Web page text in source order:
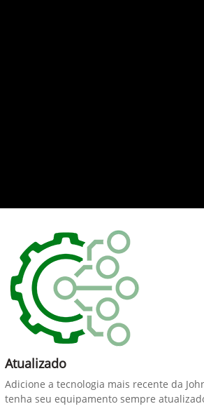
Atualizado
Adicione a tecnologia mais recente da
tenha seu equipamento sempre